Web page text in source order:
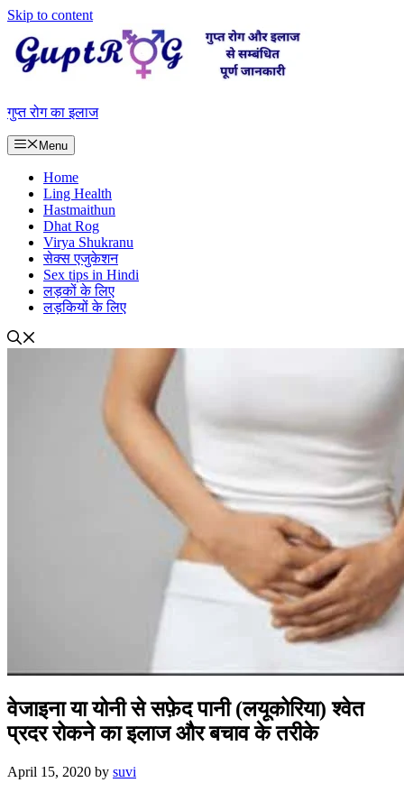
Skip to content
गुप्त रोग का इलाज
Menu
Home
Ling Health
Hastmaithun
Dhat Rog
Virya Shukranu
सेक्स एजुकेशन
Sex tips in Hindi
लड़कों के लिए
लड़कियों के लिए
वेजाइना या योनी से सफ़ेद पानी (लयूकोरिया) श्वेत
प्रदर रोकने का इलाज और बचाव के तरीके
April 15, 2020 by suvi